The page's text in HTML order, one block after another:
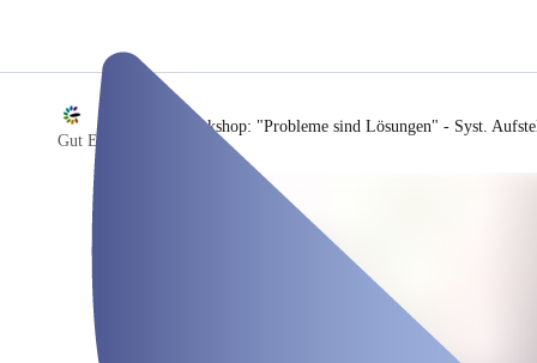
Gut Einern e.V.
Workshop: "Probleme sind Lösungen" - Syst.